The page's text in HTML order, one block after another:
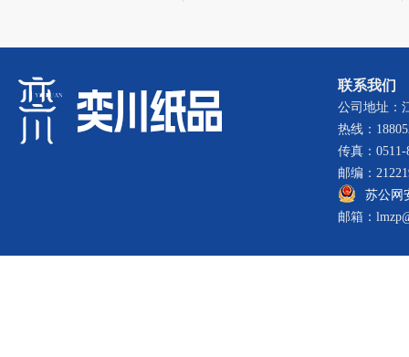
联系我们
公司地址：
热线：
传真：0511-
邮编：
苏公网
邮箱：